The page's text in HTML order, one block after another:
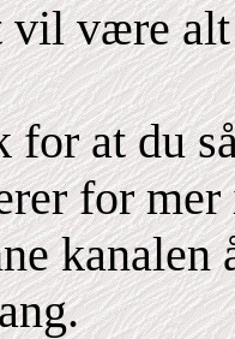
være
for at du
for
kanalen